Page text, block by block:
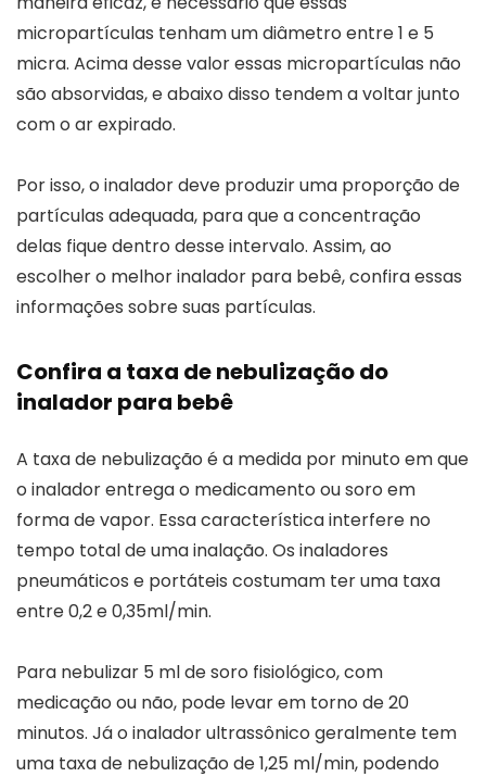
micropartículas tenham um diâmetro entre 1 e 5
micra. Acima desse valor essas micropartículas não
são absorvidas, e abaixo disso tendem a voltar junto
com o ar expirado.
Por isso, o inalador deve produzir uma proporção de
partículas adequada, para que a concentração
delas fique dentro desse intervalo. Assim, ao
escolher o melhor inalador para bebê, confira essas
informações sobre suas partículas.
Confira a taxa de nebulização do
inalador para bebê
A taxa de nebulização é a medida por minuto em que
o inalador entrega o medicamento ou soro em
forma de vapor. Essa característica interfere no
tempo total de uma inalação. Os inaladores
pneumáticos e portáteis costumam ter uma taxa
entre 0,2 e 0,35ml/min.
Para nebulizar 5 ml de soro fisiológico, com
medicação ou não, pode levar em torno de 20
minutos. Já o inalador ultrassônico geralmente tem
uma taxa de nebulização de 1,25 ml/min, podendo